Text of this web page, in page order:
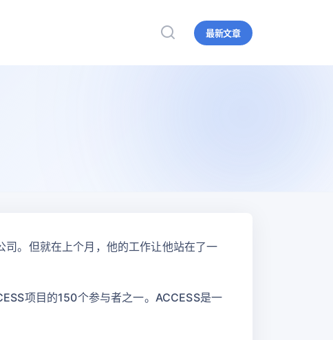
最新文章
。但就在上个月，他的工作让他站在了一
项目的150个参与者之一。ACCESS是一